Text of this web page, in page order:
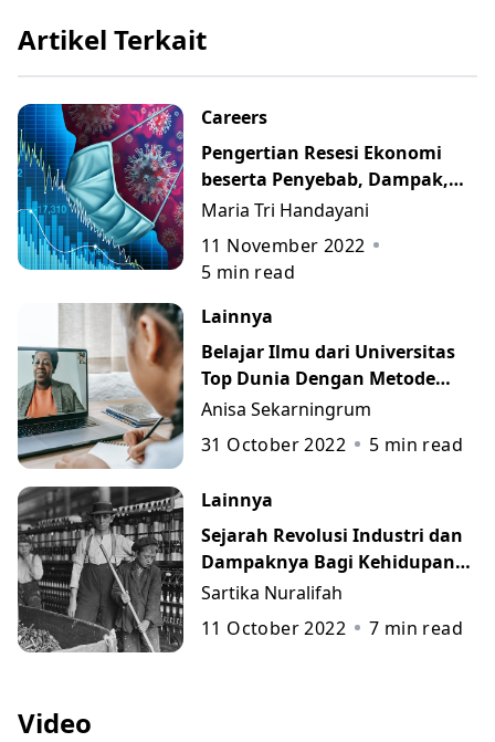
Artikel Terkait
Careers
Pengertian Resesi Ekonomi
beserta Penyebab, Dampak,
dan Cara Mengatasinya
Maria Tri Handayani
11 November 2022
5 min read
Lainnya
Belajar Ilmu dari Universitas
Top Dunia Dengan Metode
MOOC
Anisa Sekarningrum
31 October 2022
5 min read
Lainnya
Sejarah Revolusi Industri dan
Dampaknya Bagi Kehidupan
Manusia
Sartika Nuralifah
11 October 2022
7 min read
Video